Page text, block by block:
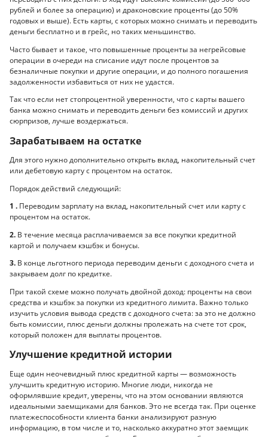
рублей и более за операцию) и драконовские проценты (до 50%
годовых и выше). Есть карты, с которых можно снимать и переводить
деньги бесплатно и в грейс, но таких меньшинство.
Часто бывает и такое, что повышенные проценты за негрейсовые
операции в очереди на списание идут после процентов за
безналичные покупки и другие операции, и до полного погашения
задолженности избавиться от них не удастся.
Так что если нет стопроцентной уверенности, что с карты вашего
банка можно снимать и переводить деньги без комиссий и других
сюрпризов, лучше воздержаться.
Зарабатываем на остатке
Для этого нужно дополнительно открыть вклад, накопительный счет
или дебетовую карту с процентом на остаток.
Порядок действий следующий:
1 . Переводим зарплату на вклад, накопительный счет или карту с
процентом на остаток.
2. В течение месяца расплачиваемся за все покупки кредитной
картой и получаем кэшбэк и бонусы.
3. В конце льготного периода переводим деньги с доходного счета и
закрываем долг по кредитке.
При такой схеме можно получать двойной доход: проценты на свои
средства и кэшбэк за покупки из кредитного лимита. Важно только
изучить условия вывода средств с доходного счета: за это не должно
быть комиссии, плюс деньги должны пролежать на счете тот срок,
который положен для выплаты процентов.
Улучшение кредитной истории
Еще один неочевидный плюс кредитной карты — возможность
улучшить кредитную историю. Многие люди, никогда не
оформлявшие кредит, уверены, что на этом основании являются
идеальными заемщиками для банков. Это не всегда так. При оценке
платежеспособности клиента банки анализируют разную
информацию, в том числе и то, насколько аккуратно этот заемщик